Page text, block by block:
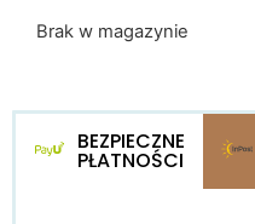
Brak w magazynie
BEZPIECZNE
PŁATNOŚCI